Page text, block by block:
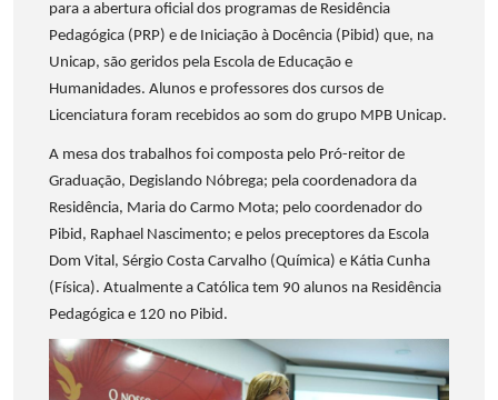
para a abertura oficial dos programas de Residência
Pedagógica (PRP) e de Iniciação à Docência (Pibid) que, na
Unicap, são geridos pela Escola de Educação e
Humanidades. Alunos e professores dos cursos de
Licenciatura foram recebidos ao som do grupo MPB Unicap.
A mesa dos trabalhos foi composta pelo Pró-reitor de
Graduação, Degislando Nóbrega; pela coordenadora da
Residência, Maria do Carmo Mota; pelo coordenador do
Pibid, Raphael Nascimento; e pelos preceptores da Escola
Dom Vital, Sérgio Costa Carvalho (Química) e Kátia Cunha
(Física). Atualmente a Católica tem 90 alunos na Residência
Pedagógica e 120 no Pibid.